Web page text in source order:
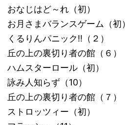
おなじはど～れ（初）
お月さまバランスゲーム（初）
くるりんパニック!!（２）
丘の上の裏切り者の館（６）
ハムスターロール（初）
詠み人知らず（10）
丘の上の裏切り者の館（７）
ストロッツィー（初）